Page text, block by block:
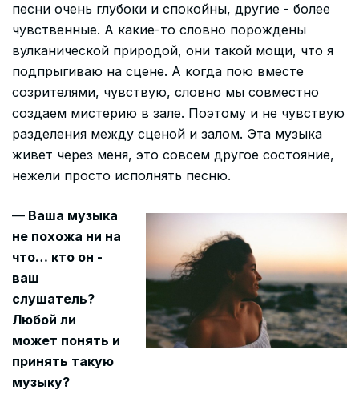
песни очень глубоки и спокойны, другие - более
чувственные. А какие-то словно порождены
вулканической природой, они такой мощи, что я
подпрыгиваю на сцене. А когда пою вместе
созрителями, чувствую, словно мы совместно
создаем мистерию в зале. Поэтому и не чувствую
разделения между сценой и залом. Эта музыка
живет через меня, это совсем другое состояние,
нежели просто исполнять песню.
— Ваша музыка
не похожа ни на
что… кто он -
ваш
слушатель?
Любой ли
может понять и
принять такую
музыку?